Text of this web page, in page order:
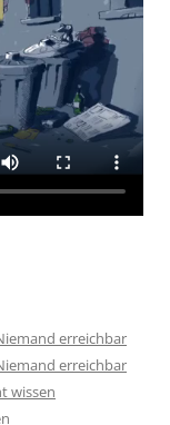
erreichbar
erreichbar
wissen